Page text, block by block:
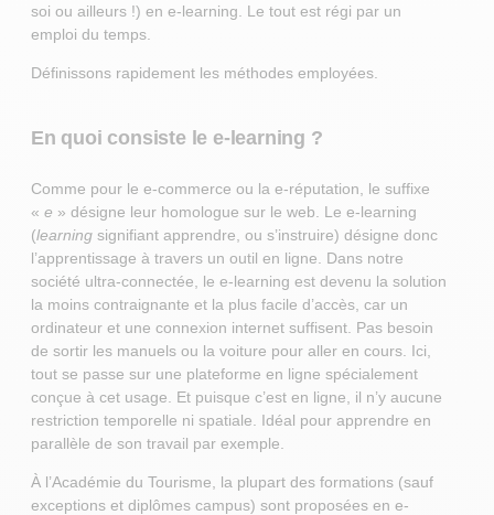
soi ou ailleurs !) en e-learning. Le tout est régi par un
emploi du temps.
Définissons rapidement les méthodes employées.
En quoi consiste le e-learning ?
Comme pour le e-commerce ou la e-réputation, le suffixe
« e » désigne leur homologue sur le web. Le e-learning
(learning signifiant apprendre, ou s’instruire) désigne donc
l’apprentissage à travers un outil en ligne. Dans notre
société ultra-connectée, le e-learning est devenu la solution
la moins contraignante et la plus facile d’accès, car un
ordinateur et une connexion internet suffisent. Pas besoin
de sortir les manuels ou la voiture pour aller en cours. Ici,
tout se passe sur une plateforme en ligne spécialement
conçue à cet usage. Et puisque c’est en ligne, il n’y aucune
restriction temporelle ni spatiale. Idéal pour apprendre en
parallèle de son travail par exemple.
À l’Académie du Tourisme, la plupart des formations (sauf
exceptions et diplômes campus) sont proposées en e-